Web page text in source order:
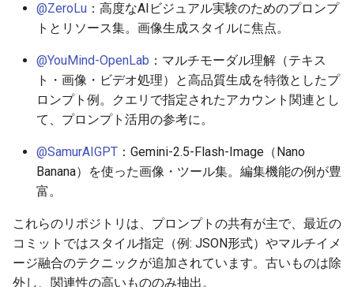
2026-05-04
2026-05-03
2026-05-01
2026-04-29
2026-04-28
2025-10-19
2025-10-18
2025-10-16
2025-10-14
2025-10-13
2026-05-04
2026-05-03
2026-05-01
2026-04-29
2026-04-28
2025-10-19
2025-10-18
2025-10-16
2025-10-14
2025-10-13
2026-05-01
2026-04-30
2026-04-29
2026-04-28
2026-04-27
2026-04-26
2026-04-25
2026-04-30
2026-04-29
2026-04-27
2026-04-25
2026-04-24
2025-10-19
2025-10-18
2025-10-16
2025-10-14
2025-10-13
@ZeroLu ：高度なAIビジュアル実験のためのプロンプ
トとリソース集。画像生成スタイルに焦点。
@YouMind-OpenLab ：マルチモーダル理解（テキス
ト・画像・ビデオ処理）と高品質生成を特徴としたプ
ロンプト例。クエリで指定されたアカウント関連とし
て、プロンプト活用の参考に。
@SamurAIGPT ：Gemini-2.5-Flash-Image（Nano
Banana）を使った画像・ツール集。編集機能の例が豊
富。
これらのリポジトリは、プロンプトの共有が主で、最近の
コミットではスタイル指定（例: JSON形式）やマルチイメ
ージ融合のテクニックが追加されています。古いものは除
外し、関連性の高いもののみ抽出。